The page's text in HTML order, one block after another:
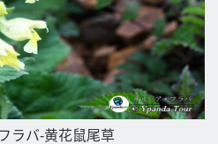
ラバ-黄花鼠尾草